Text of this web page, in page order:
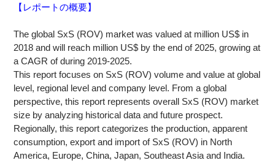
【レポートの概要】
The global SxS (ROV) market was valued at million US$ in
2018 and will reach million US$ by the end of 2025, growing at
a CAGR of during 2019-2025.
This report focuses on SxS (ROV) volume and value at global
level, regional level and company level. From a global
perspective, this report represents overall SxS (ROV) market
size by analyzing historical data and future prospect.
Regionally, this report categorizes the production, apparent
consumption, export and import of SxS (ROV) in North
America, Europe, China, Japan, Southeast Asia and India.